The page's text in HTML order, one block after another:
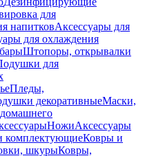
для
напитковАксессуары для
для охлаждения
Штопоры, открывалки
для
Пледы,
декоративныеМаски,
НожиАксессуары
комплектующиеКовры и
шкурыКовры,